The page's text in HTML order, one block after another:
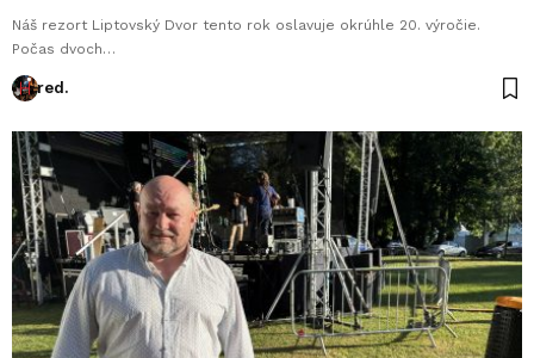
Náš rezort Liptovský Dvor tento rok oslavuje okrúhle 20. výročie.
Počas dvoch…
red.